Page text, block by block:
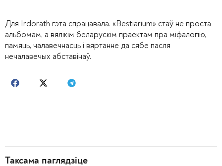
Для Irdorath гэта спрацавала. «Bestiarium» стаў не проста
альбомам, а вялікім беларускім праектам пра міфалогію,
памяць, чалавечнасць і вяртанне да сябе пасля
нечалавечых абставінаў.
Таксама паглядзіце